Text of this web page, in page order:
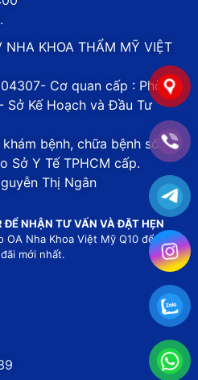
NHA KHOA THẨM MỸ VIỆT
Cơ quan cấp : Phòng
Sở Kế Hoạch và Đầu Tư
bệnh, chữa bệnh số
Sở Y Tế TPHCM cấp.
Thị Ngân
ĐỂ NHẬN TƯ VẤN VÀ ĐẶT HẸN
OA Nha Khoa Việt Mỹ Q10 để nhận
mới nhất.